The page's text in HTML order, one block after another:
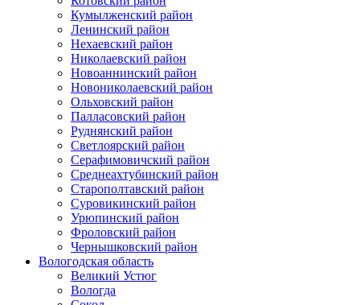
Кумылженский район
Ленинский район
Нехаевский район
Николаевский район
Новоаннинский район
Новониколаевский район
Ольховский район
Палласовский район
Руднянский район
Светлоярский район
Серафимовичский район
Среднеахтубинский район
Старополтавский район
Суровикинский район
Урюпинский район
Фроловский район
Чернышковский район
Вологодская область
Великий Устюг
Вологда